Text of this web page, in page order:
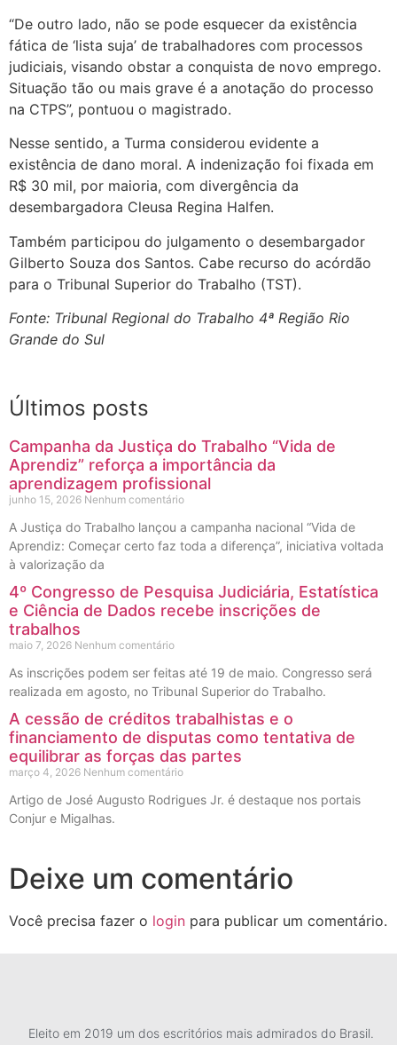
“De outro lado, não se pode esquecer da existência
fática de ‘lista suja’ de trabalhadores com processos
judiciais, visando obstar a conquista de novo emprego.
Situação tão ou mais grave é a anotação do processo
na CTPS”, pontuou o magistrado.
Nesse sentido, a Turma considerou evidente a
existência de dano moral. A indenização foi fixada em
R$ 30 mil, por maioria, com divergência da
desembargadora Cleusa Regina Halfen.
Também participou do julgamento o desembargador
Gilberto Souza dos Santos. Cabe recurso do acórdão
para o Tribunal Superior do Trabalho (TST).
Fonte: Tribunal Regional do Trabalho 4ª Região Rio
Grande do Sul
Últimos posts
Campanha da Justiça do Trabalho “Vida de
Aprendiz” reforça a importância da
aprendizagem profissional
junho 15, 2026 Nenhum comentário
A Justiça do Trabalho lançou a campanha nacional “Vida de
Aprendiz: Começar certo faz toda a diferença”, iniciativa voltada
à valorização da
4º Congresso de Pesquisa Judiciária, Estatística
e Ciência de Dados recebe inscrições de
trabalhos
maio 7, 2026 Nenhum comentário
As inscrições podem ser feitas até 19 de maio. Congresso será
realizada em agosto, no Tribunal Superior do Trabalho.
A cessão de créditos trabalhistas e o
financiamento de disputas como tentativa de
equilibrar as forças das partes
março 4, 2026 Nenhum comentário
Artigo de José Augusto Rodrigues Jr. é destaque nos portais
Conjur e Migalhas.
Deixe um comentário
Você precisa fazer o login para publicar um comentário.
Eleito em 2019 um dos escritórios mais admirados do Brasil.